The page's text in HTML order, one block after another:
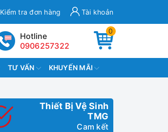
Kiểm tra đơn hàng Tài khoản
0
Hotline
0906257322
TƯ VẤN KHUYẾN MÃI
Thiết Bị Vệ Sinh
TMG
Cam kết